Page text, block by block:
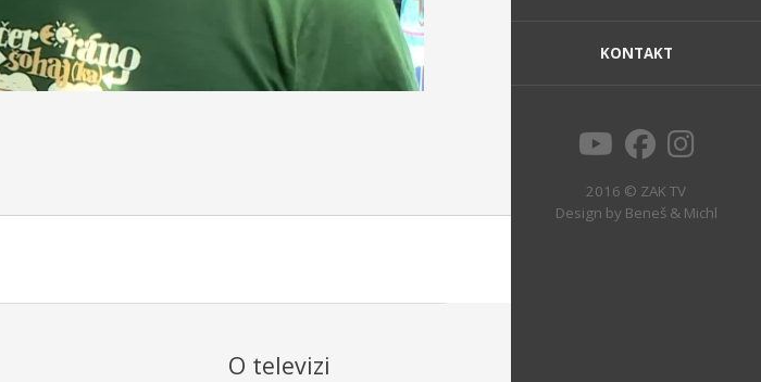
KONTAKT
2016 © ZAK TV
Design by Beneš & Michl
O televizi